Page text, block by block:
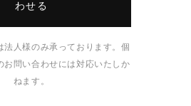
わせる
人様のみ承っております。個
お問い合わせには対応いたしか
ねます。